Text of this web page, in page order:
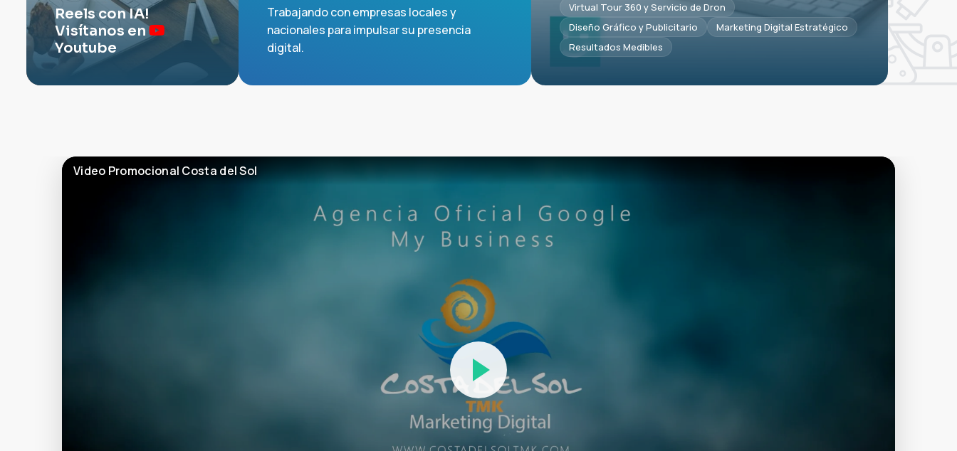
Reels con IA!
Visítanos en
Youtube
Trabajando con empresas locales y
nacionales para impulsar su presencia
digital.
Virtual Tour 360 y Servicio de Dron
Diseño Gráfico y Publicitario
Marketing Digital Estratégico
Resultados Medibles
Video Promocional Costa del Sol